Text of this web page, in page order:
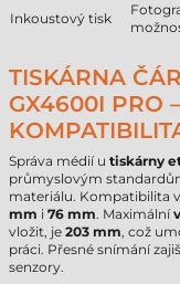
Inkoustový tisk
TISKÁRNA
GX4600I PRO
Správa médií u tiskárny
průmyslovým
materiálu. Kompatibilita
mm i 76 mm. Maximální
vložit, je 203 mm, což
práci. Přesné snímání
senzory.